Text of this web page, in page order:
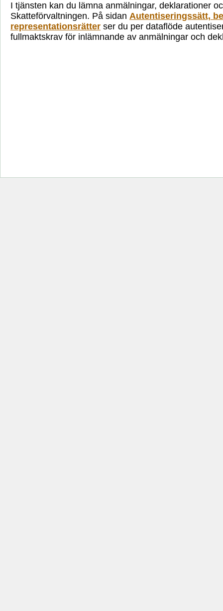
I tjänsten kan du lämna anmälningar, deklarationer
Skatteförvaltningen. På sidan Autentiseringssätt,
representationsrätter ser du per dataflöde
fullmaktskrav för inlämnande av anmälningar och